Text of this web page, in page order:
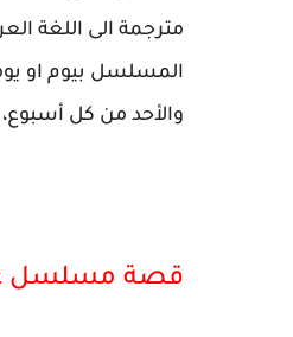
مترجمة الى اللغة
المسلسل بيوم او
والأحد من كل أسبوع،
قصة مسلسل